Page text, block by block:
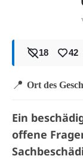
18 42
📍 Ort des
Ein
offene